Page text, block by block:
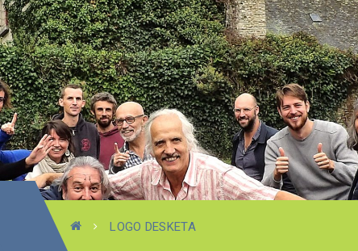
LOGO DESKETA